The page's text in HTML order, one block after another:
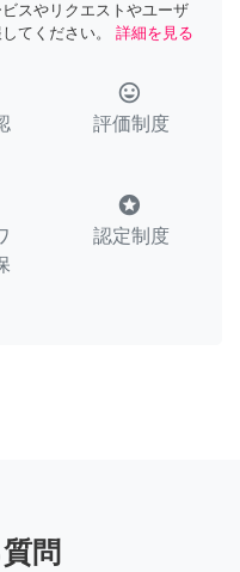
スやリクエストやユーザ
てください。
詳細を見る
tag_faces
評価制度
stars
認定制度
問